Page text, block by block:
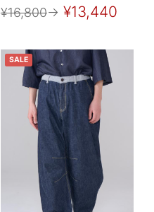
¥16,800→ ¥13,440
SALE